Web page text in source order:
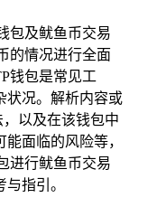
包及鱿鱼币交易
的情况进行全面
钱包是常见工
状况。解析内容或
以及在该钱包中
面临的风险等，
进行鱿鱼币交易
指引。